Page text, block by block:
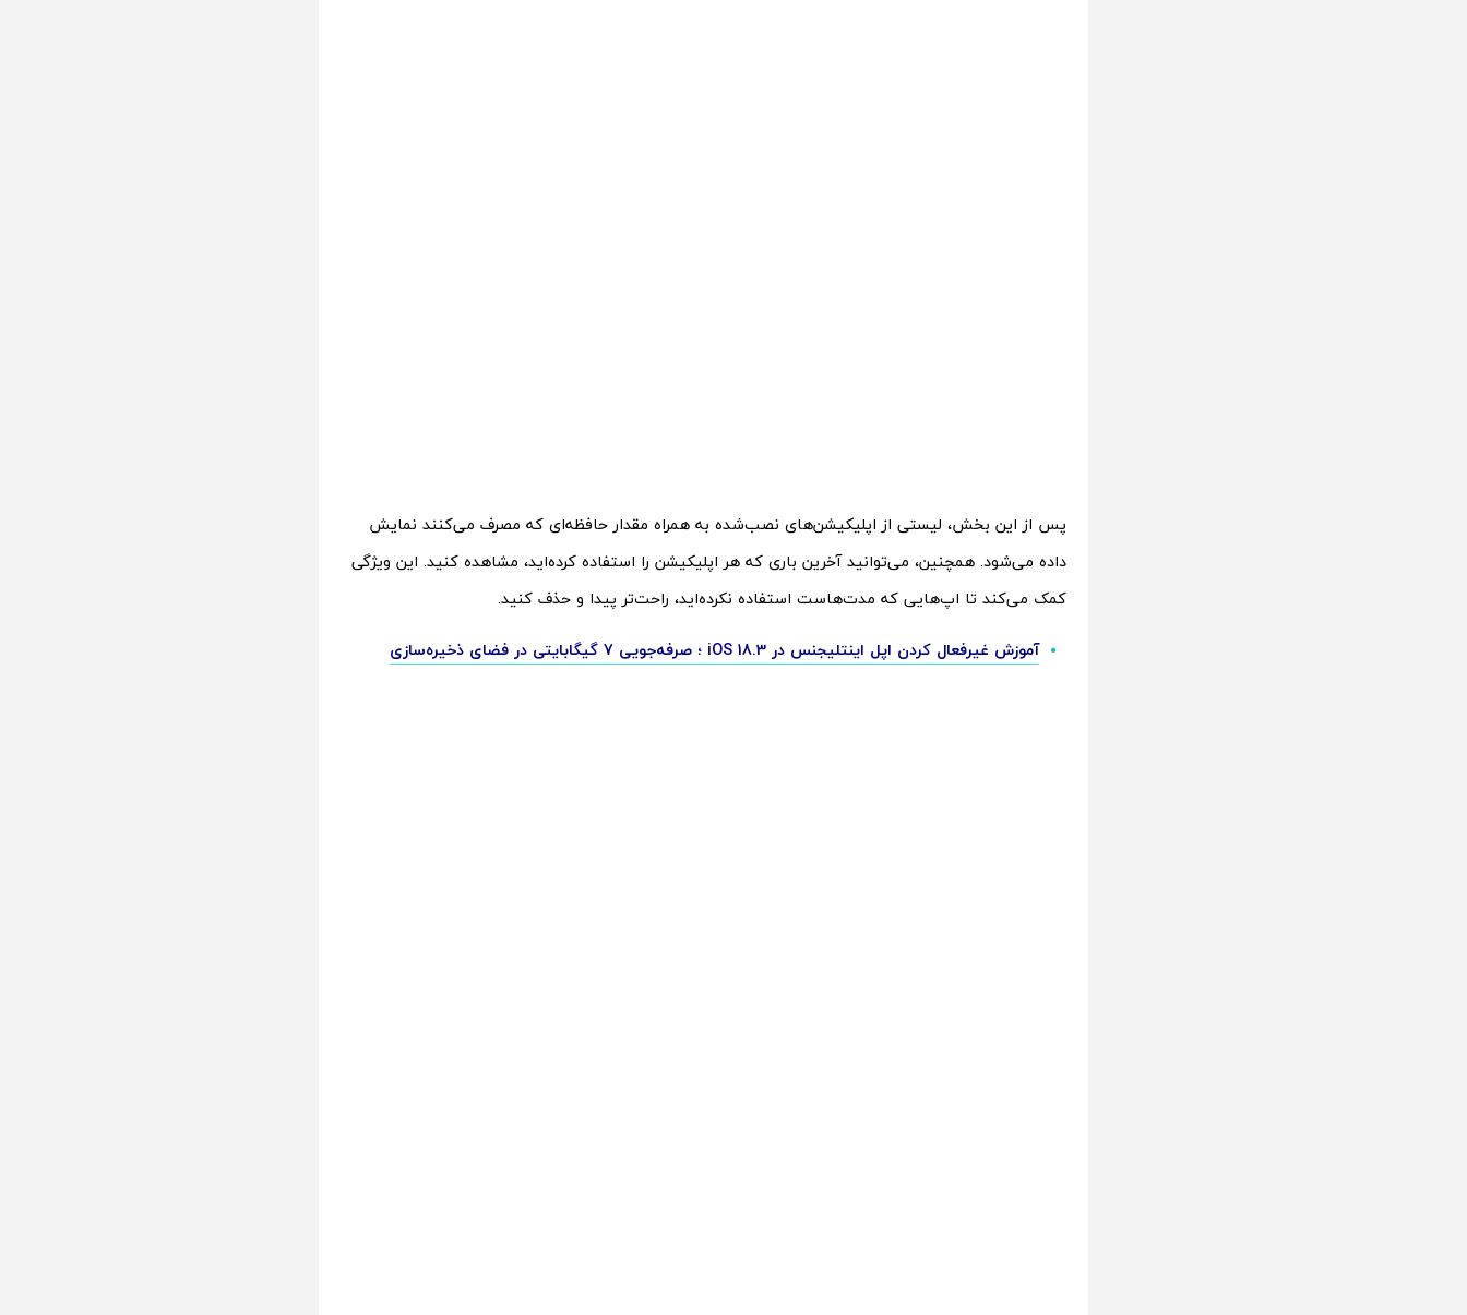
پس از این بخش، لیستی از اپلیکیشن‌های نصب‌شده به همراه مقدار حافظه‌ای که مصرف می‌کنند نمایش
داده می‌شود. همچنین، می‌توانید آخرین باری که هر اپلیکیشن را استفاده کرده‌اید، مشاهده کنید. این ویژگی
کمک می‌کند تا اپ‌هایی که مدت‌هاست استفاده نکرده‌اید، راحت‌تر پیدا و حذف کنید.
آموزش غیرفعال کردن اپل اینتلیجنس در iOS 18.3 ؛ صرفه‌جویی 7 گیگابایتی در فضای ذخیره‌سازی